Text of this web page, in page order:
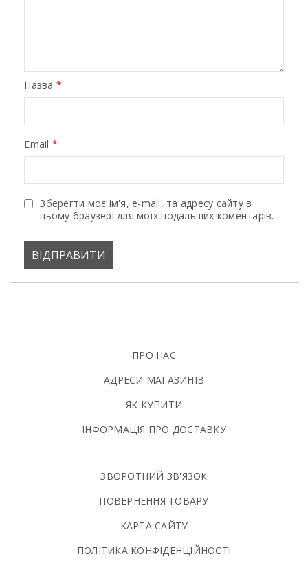
Назва *
Email *
Зберегти моє ім'я, e-mail, та адресу сайту в
цьому браузері для моїх подальших коментарів.
ПРО НАС
АДРЕСИ МАГАЗИНІВ
ЯК КУПИТИ
ІНФОРМАЦІЯ ПРО ДОСТАВКУ
ЗВОРОТНИЙ ЗВ'ЯЗОК
ПОВЕРНЕННЯ ТОВАРУ
КАРТА САЙТУ
ПОЛIТИКА КОНФIДЕНЦIЙНОСТI